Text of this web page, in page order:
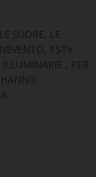
SUORE, LE
TSTV
, PER